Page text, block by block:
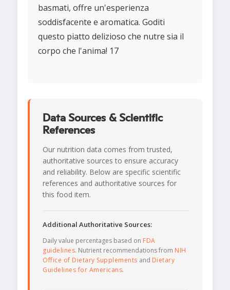
basmati, offre un'esperienza
soddisfacente e aromatica. Goditi
questo piatto delizioso che nutre sia il
corpo che l'anima! 17
Data Sources & Scientific
References
Our nutrition data comes from trusted,
authoritative sources to ensure accuracy
and reliability. Below are specific scientific
references and authoritative sources for
this food item.
Additional Authoritative Sources:
Daily value percentages based on FDA
guidelines. Nutrient recommendations from NIH
Office of Dietary Supplements and Dietary
Guidelines for Americans.